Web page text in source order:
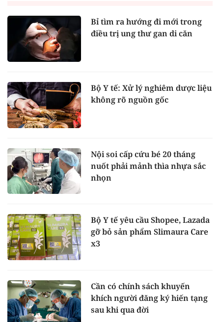
Bỉ tìm ra hướng đi mới trong
điều trị ung thư gan di căn
Bộ Y tế: Xử lý nghiêm dược liệu
không rõ nguồn gốc
Nội soi cấp cứu bé 20 tháng
nuốt phải mảnh thìa nhựa sắc
nhọn
Bộ Y tế yêu cầu Shopee, Lazada
gỡ bỏ sản phẩm Slimaura Care
x3
Cần có chính sách khuyến
khích người đăng ký hiến tạng
sau khi qua đời